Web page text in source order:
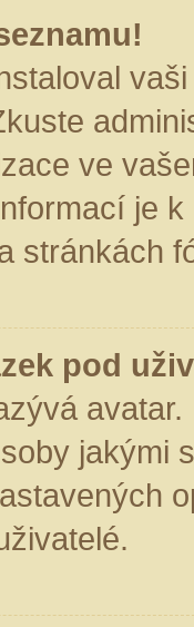
ve
je
stránkách
pod
jakými